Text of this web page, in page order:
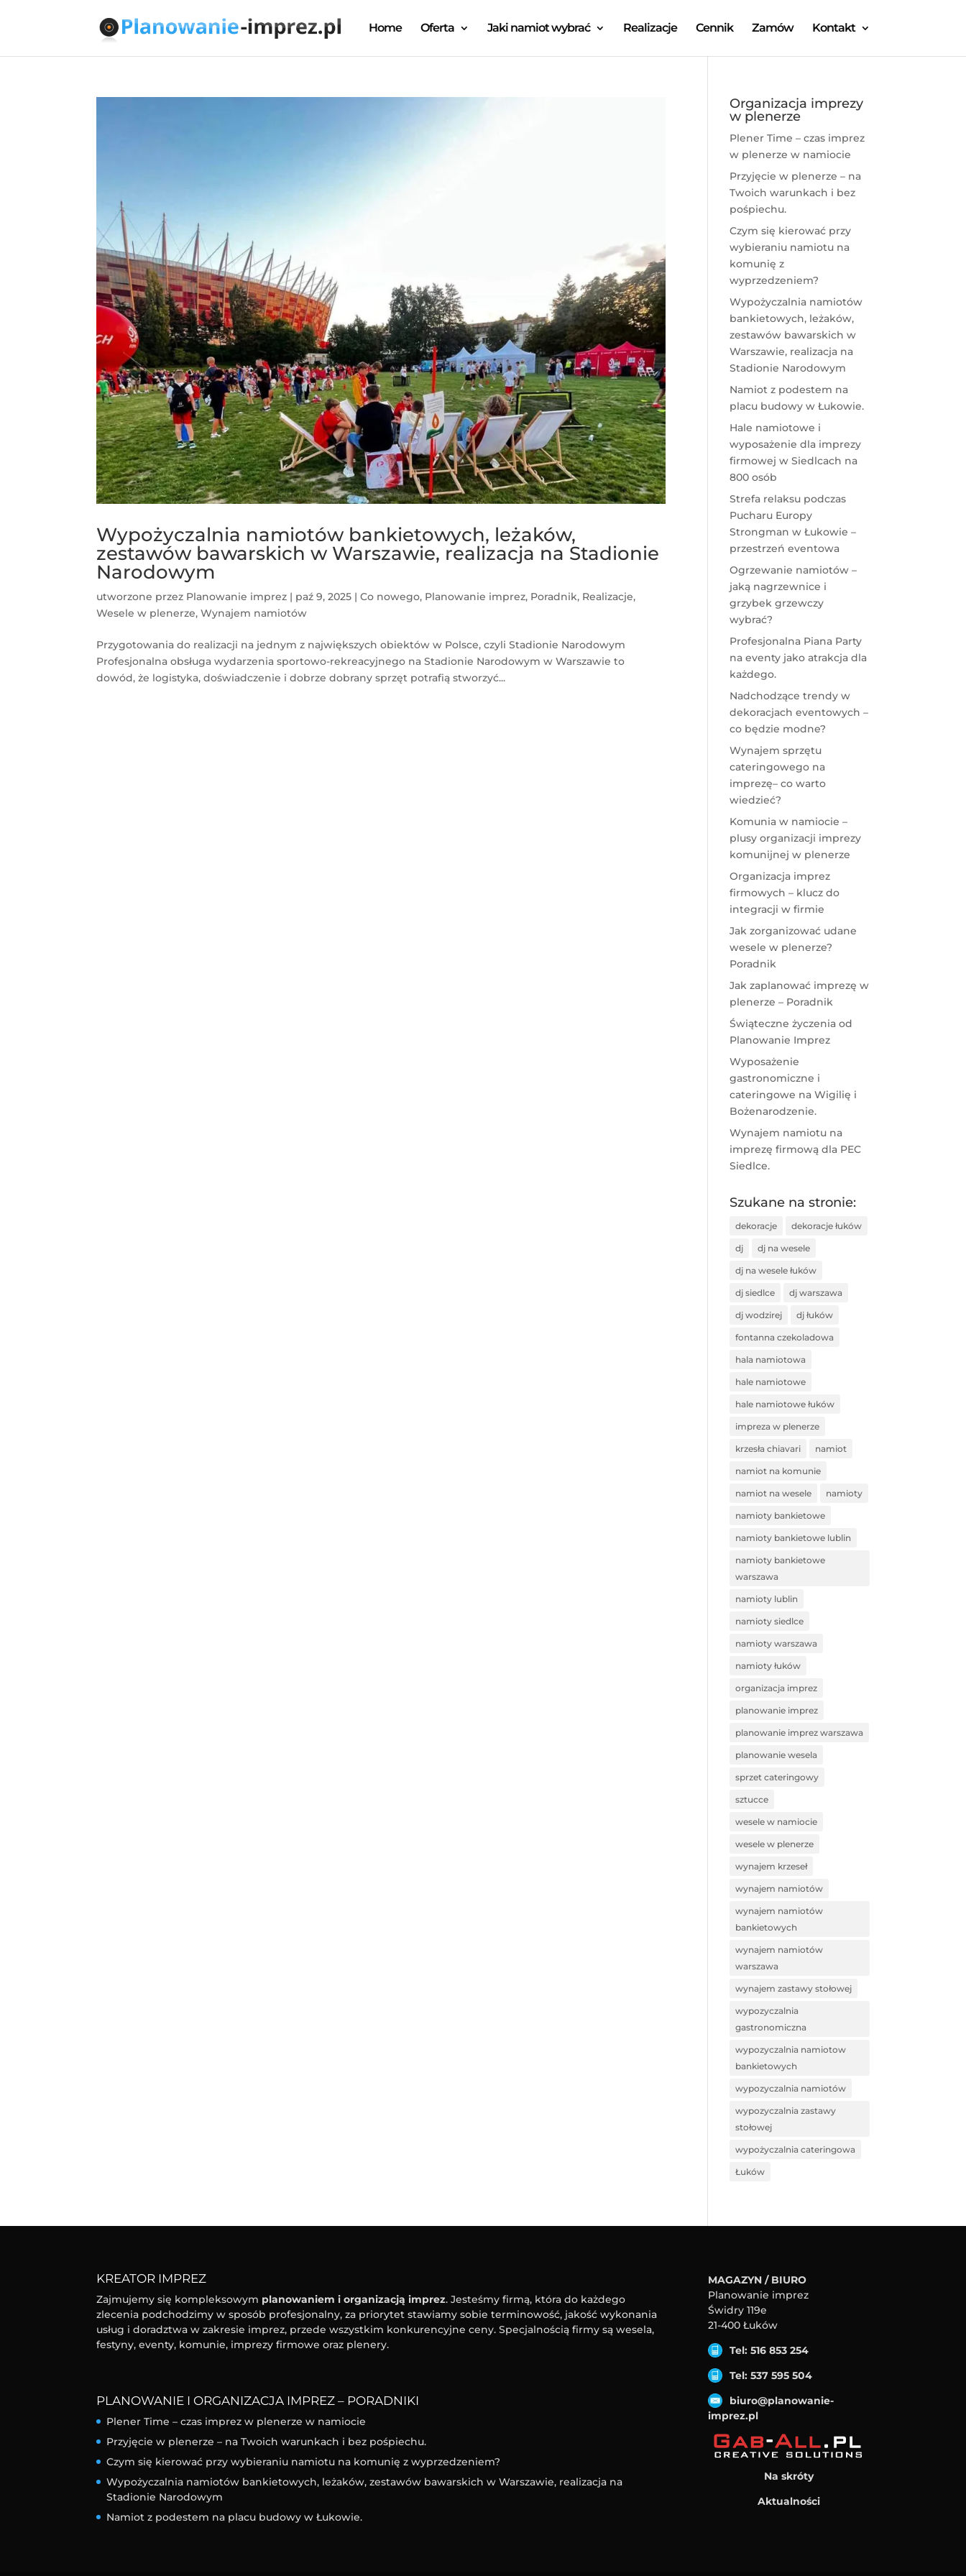
Home Oferta Jaki namiot wybrać Realizacje Cennik Zamów Kontakt
Wypożyczalnia namiotów bankietowych, leżaków,
zestawów bawarskich w Warszawie, realizacja na Stadionie
Narodowym
utworzone przez Planowanie imprez | paź 9, 2025 |Co nowego, Planowanie imprez, Poradnik, Realizacje,
Wesele w plenerze,Wynajem namiotów
Przygotowania do realizacji na jednym z największych obiektów w Polsce, czyli Stadionie Narodowym
Profesjonalna obsługa wydarzenia sportowo-rekreacyjnego na Stadionie Narodowym w Warszawie to
dowód, że logistyka, doświadczenie i dobrze dobrany sprzęt potrafią stworzyć...
Organizacja imprezy
w plenerze
Plener Time – czas imprez
w plenerze w namiocie
Przyjęcie w plenerze – na
Twoich warunkach i bez
pośpiechu.
Czym się kierować przy
wybieraniu namiotu na
komunię z
wyprzedzeniem?
Wypożyczalnia namiotów
bankietowych, leżaków,
zestawów bawarskich w
Warszawie, realizacja na
Stadionie Narodowym
Namiot z podestem na
placu budowy w Łukowie.
Hale namiotowe i
wyposażenie dla imprezy
firmowej w Siedlcach na
800 osób
Strefa relaksu podczas
Pucharu Europy
Strongman w Łukowie –
przestrzeń eventowa
Ogrzewanie namiotów –
jaką nagrzewnice i
grzybek grzewczy
wybrać?
Profesjonalna Piana Party
na eventy jako atrakcja dla
każdego.
Nadchodzące trendy w
dekoracjach eventowych –
co będzie modne?
Wynajem sprzętu
cateringowego na
imprezę– co warto
wiedzieć?
Komunia w namiocie –
plusy organizacji imprezy
komunijnej w plenerze
Organizacja imprez
firmowych – klucz do
integracji w firmie
Jak zorganizować udane
wesele w plenerze?
Poradnik
Jak zaplanować imprezę w
plenerze – Poradnik
Świąteczne życzenia od
Planowanie Imprez
Wyposażenie
gastronomiczne i
cateringowe na Wigilię i
Bożenarodzenie.
Wynajem namiotu na
imprezę firmową dla PEC
Siedlce.
Szukane na stronie:
dekoracje dekoracje łuków
dj dj na wesele
dj na wesele łuków
dj siedlce dj warszawa
dj wodzirej dj łuków
fontanna czekoladowa
hala namiotowa
hale namiotowe
hale namiotowe łuków
impreza w plenerze
krzesła chiavari namiot
namiot na komunie
namiot na wesele namioty
namioty bankietowe
namioty bankietowe lublin
namioty bankietowe
warszawa
namioty lublin
namioty siedlce
namioty warszawa
namioty łuków
organizacja imprez
planowanie imprez
planowanie imprez warszawa
planowanie wesela
sprzet cateringowy
sztucce
wesele w namiocie
wesele w plenerze
wynajem krzeseł
wynajem namiotów
wynajem namiotów
bankietowych
wynajem namiotów
warszawa
wynajem zastawy stołowej
wypozyczalnia
gastronomiczna
wypozyczalnia namiotow
bankietowych
wypozyczalnia namiotów
wypozyczalnia zastawy
stołowej
wypożyczalnia cateringowa
Łuków
KREATOR IMPREZ
Zajmujemy się kompleksowym planowaniem i organizacją imprez. Jesteśmy firmą, która do każdego
zlecenia podchodzimy w sposób profesjonalny, za priorytet stawiamy sobie terminowość, jakość wykonania
usług i doradztwa w zakresie imprez, przede wszystkim konkurencyjne ceny. Specjalnością firmy są wesela,
festyny, eventy, komunie, imprezy firmowe oraz plenery.
PLANOWANIE I ORGANIZACJA IMPREZ – PORADNIKI
Plener Time – czas imprez w plenerze w namiocie
Przyjęcie w plenerze – na Twoich warunkach i bez pośpiechu.
Czym się kierować przy wybieraniu namiotu na komunię z wyprzedzeniem?
Wypożyczalnia namiotów bankietowych, leżaków, zestawów bawarskich w Warszawie, realizacja na
Stadionie Narodowym
Namiot z podestem na placu budowy w Łukowie.
MAGAZYN / BIURO
Planowanie imprez
Świdry 119e
21-400 Łuków
Tel: 516 853 254
Tel: 537 595 504
biuro@planowanie-
imprez.pl
Na skróty
Aktualności